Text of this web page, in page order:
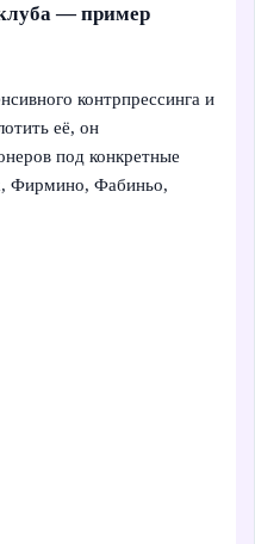
— пример
контрпрессинга и
её, он
под конкретные
Фирмино, Фабиньо,